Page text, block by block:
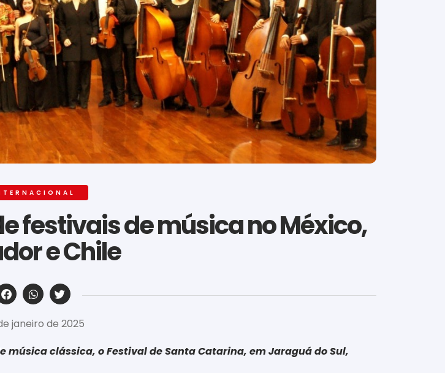
festivais de música no México,
e Chile
janeiro de 2025
clássica, o Festival de Santa Catarina, em Jaraguá do Sul,